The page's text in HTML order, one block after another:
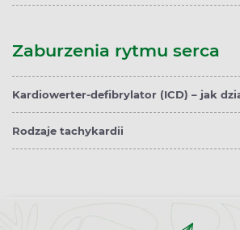
Zaburzenia rytmu serca
Kardiowerter-defibrylator (ICD) – jak
Rodzaje tachykardii